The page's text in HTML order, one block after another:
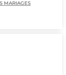
MARIAGES